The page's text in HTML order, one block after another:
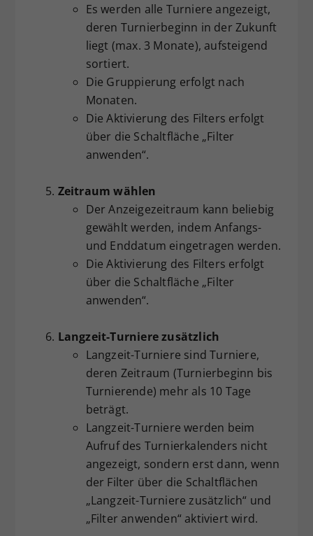
Es werden alle Turniere angezeigt,
deren Turnierbeginn in der Zukunft
liegt (max. 3 Monate), aufsteigend
sortiert.
Die Gruppierung erfolgt nach
Monaten.
Die Aktivierung des Filters erfolgt
über die Schaltfläche „Filter
anwenden“.
Zeitraum wählen
Der Anzeigezeitraum kann beliebig
gewählt werden, indem Anfangs-
und Enddatum eingetragen werden.
Die Aktivierung des Filters erfolgt
über die Schaltfläche „Filter
anwenden“.
Langzeit-Turniere zusätzlich
Langzeit-Turniere sind Turniere,
deren Zeitraum (Turnierbeginn bis
Turnierende) mehr als 10 Tage
beträgt.
Langzeit-Turniere werden beim
Aufruf des Turnierkalenders nicht
angezeigt, sondern erst dann, wenn
der Filter über die Schaltflächen
„Langzeit-Turniere zusätzlich“ und
„Filter anwenden“ aktiviert wird.